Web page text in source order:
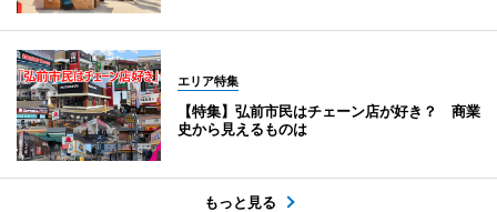
エリア特集
【特集】弘前市民はチェーン店が好き？ 商業
史から見えるものは
もっと見る